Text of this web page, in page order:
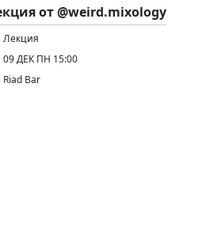
от @weird.mixology
Лекция
09 ДЕК ПН 15:00
Riad Bar